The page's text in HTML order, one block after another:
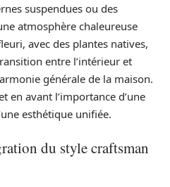
suspendues ou des
atmosphère chaleureuse
avec des plantes natives,
entre l’intérieur et
générale de la maison.
en avant l’importance d’une
esthétique unifiée.
du style craftsman